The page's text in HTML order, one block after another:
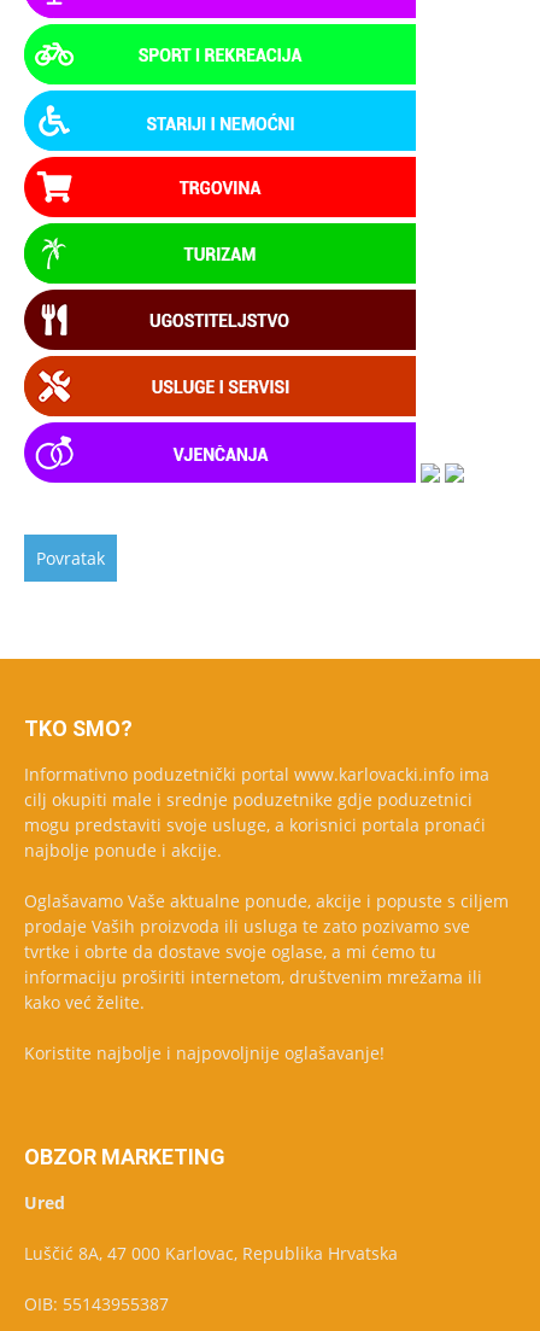
TKO SMO?
Informativno poduzetnički portal www.karlovacki.info ima
cilj okupiti male i srednje poduzetnike gdje poduzetnici
mogu predstaviti svoje usluge, a korisnici portala pronaći
najbolje ponude i akcije.
Oglašavamo Vaše aktualne ponude, akcije i popuste s ciljem
prodaje Vaših proizvoda ili usluga te zato pozivamo sve
tvrtke i obrte da dostave svoje oglase, a mi ćemo tu
informaciju proširiti internetom, društvenim mrežama ili
kako već želite.
Koristite najbolje i najpovoljnije oglašavanje!
OBZOR MARKETING
Ured
Luščić 8A, 47 000 Karlovac, Republika Hrvatska
OIB: 55143955387